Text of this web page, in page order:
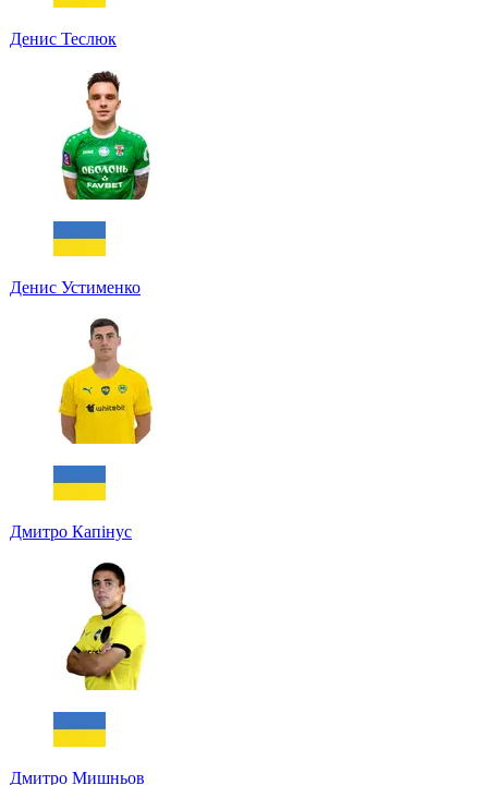
Денис Теслюк
Денис Устименко
Дмитро Капінус
Дмитро Мишньов